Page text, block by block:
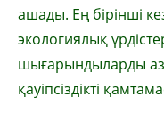
ашады. Ең бірінші
экологиялық
шығарындыларды
қауіпсіздікті